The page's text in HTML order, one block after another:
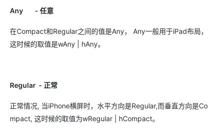
Any - 任意
在Compact和Regular之间的值是Any， Any一般用于iPad布局，
这时候的取值是wAny | hAny。
Regular - 正常
正常情况, 当iPhone横屏时，水平方向是Regular,而垂直方向是Co
mpact, 这时候的取值为wRegular | hCompact。